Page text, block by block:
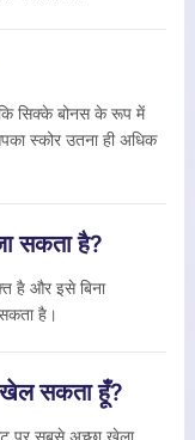
सिक्के बोनस के रूप में
स्कोर उतना ही अधिक
सकता है?
है और इसे बिना
है।
खेल सकता हूँ?